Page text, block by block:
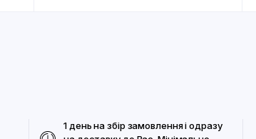
1 день на збір замовлення і одразу